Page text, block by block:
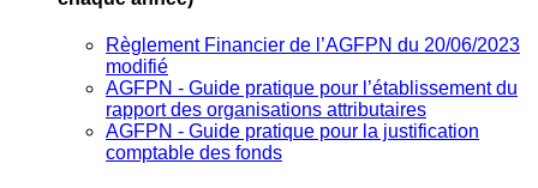
Règlement Financier de l’AGFPN du 20/06/2023
modifié
AGFPN ‐ Guide pratique pour l’établissement du
rapport des organisations attributaires
AGFPN ‐ Guide pratique pour la justification
comptable des fonds